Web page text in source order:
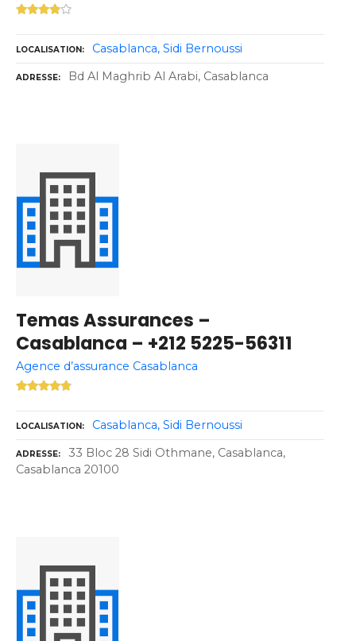
LOCALISATION Casablanca Sidi Bernoussi
ADRESSE Bd Al Maghrib Al Arabi, Casablanca
Temas Assurances –
Casablanca – +212 5225-56311
Agence d’assurance Casablanca
LOCALISATION Casablanca Sidi Bernoussi
ADRESSE
33 Bloc 28 Sidi Othmane, Casablanca,
Casablanca 20100